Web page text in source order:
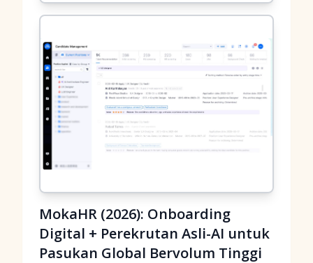
MokaHR (2026): Onboarding
Digital + Perekrutan Asli-AI untuk
Pasukan Global Bervolum Tinggi